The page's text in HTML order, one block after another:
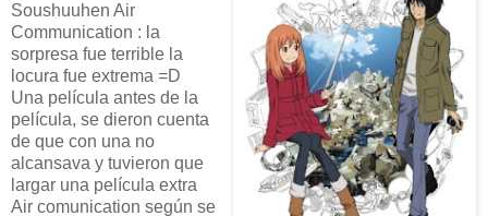
Soushuuhen Air
Communication : la
sorpresa fue terrible la
locura fue extrema =D
Una película antes de la
película, se dieron cuenta
de que con una no
alcansava y tuvieron que
largar una película extra
Air comunication según se